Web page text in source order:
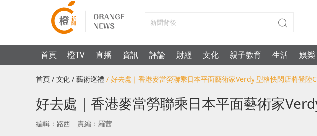
首頁 橙TV 直播 資訊 評論 財經 文化 親子教育 生活 娛樂
首頁 / 文化 / 藝術巡禮 / 好去處｜香港麥當勞聯乘日本平面藝術家Verdy 型格快閃店將登陸
好去處｜香港麥當勞聯乘日本平面藝術家
編輯：路西 責編：羅茜